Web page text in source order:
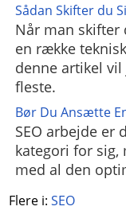
Sådan Skifter du
Når man skifter
en række
denne artikel
fleste.
Bør Du Ansætte
SEO arbejde er
kategori for sig,
med al den
Flere i:SEO